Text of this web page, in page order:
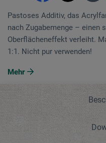
Pastoses Additiv, das
nach Zugabemenge – einen
Oberflächeneffekt verleiht.
1:1. Nicht pur verwenden!
Mehr